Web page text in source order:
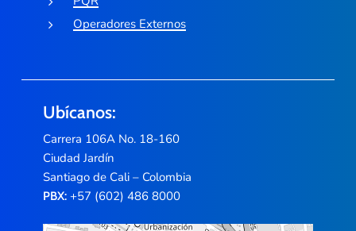
Operadores Externos
Ubícanos:
Carrera 106A No. 18-160
Ciudad Jardín
Santiago de Cali – Colombia
PBX:+57 (602) 486 8000